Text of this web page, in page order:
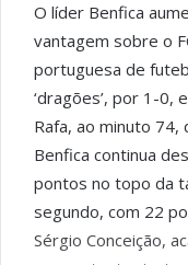
O líder Benfica
vantagem sobre o
portuguesa de
‘dragões’, por 1-0,
Rafa, ao minuto 74,
Benfica continua
pontos no topo da
segundo, com 22
Sérgio Conceição,